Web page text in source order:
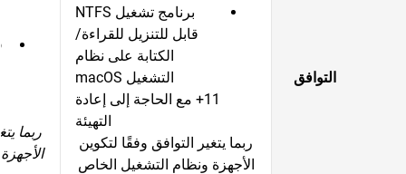
التوافق
برنامج تشغيل NTFS
قابل للتنزيل للقراءة/
الكتابة على نظام
التشغيل macOS
11+ مع الحاجة إلى إعادة
التهيئة
ربما يتغير التوافق وفقًا لتكوين
الأجهزة ونظام التشغيل الخاص
ربما